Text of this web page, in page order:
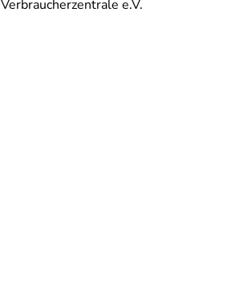
Verbraucherzentrale e.V.